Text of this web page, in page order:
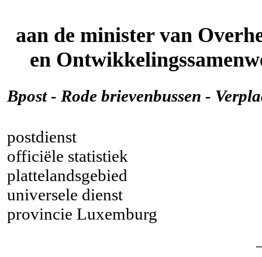
aan de minister van
en
Bpost - Rode brievenbussen -
postdienst
officiële statistiek
plattelandsgebied
universele dienst
provincie Luxemburg